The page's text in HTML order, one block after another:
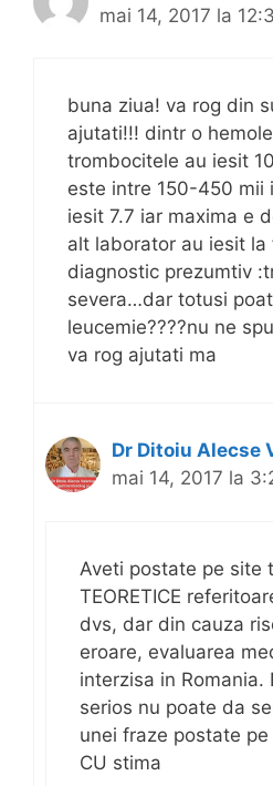
mai 14, 2017 la
buna ziua! va rog din
ajutati!!! dintr o
trombocitele au iesit
este intre 150-450 mii
iesit 7.7 iar maxima e
alt laborator au iesit la
diagnostic prezumtiv
severa…dar totusi
leucemie????nu ne
va rog ajutati ma
Dr Ditoiu Alecse
mai 14, 2017 la
Aveti postate pe site
TEORETICE
dvs, dar din cauza
eroare, evaluarea
interzisa in Romania.
serios nu poate da
unei fraze postate
CU stima